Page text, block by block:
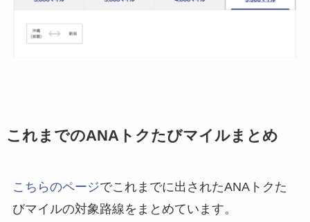
これまでのANAトクたびマイルまとめ
こちらのページでこれまでに出されたANAトクた
びマイルの対象路線をまとめています。